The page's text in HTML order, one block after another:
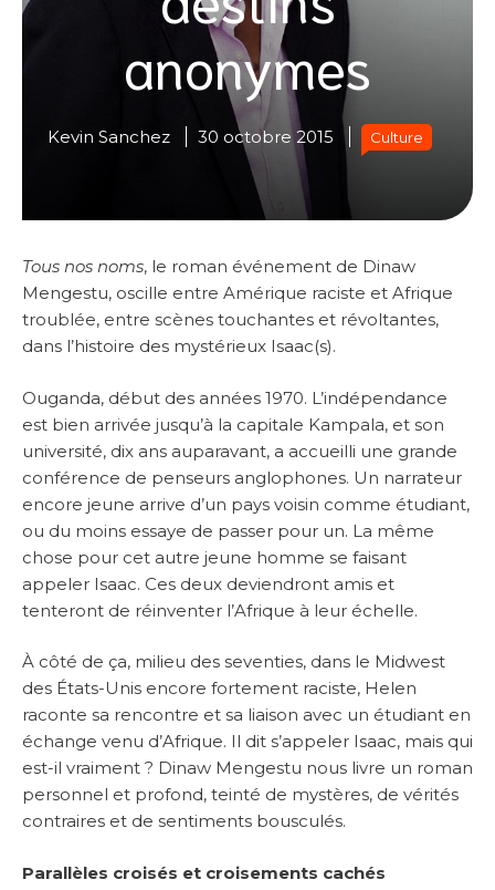
anonymes
Kevin Sanchez 30 octobre 2015 Culture
Tous nos noms, le roman événement de Dinaw
Mengestu, oscille entre Amérique raciste et Afrique
troublée, entre scènes touchantes et révoltantes,
dans l’histoire des mystérieux Isaac(s).
Ouganda, début des années 1970. L’indépendance
est bien arrivée jusqu’à la capitale Kampala, et son
université, dix ans auparavant, a accueilli une grande
conférence de penseurs anglophones. Un narrateur
encore jeune arrive d’un pays voisin comme étudiant,
ou du moins essaye de passer pour un. La même
chose pour cet autre jeune homme se faisant
appeler Isaac. Ces deux deviendront amis et
tenteront de réinventer l’Afrique à leur échelle.
À côté de ça, milieu des seventies, dans le Midwest
des États-Unis encore fortement raciste, Helen
raconte sa rencontre et sa liaison avec un étudiant en
échange venu d’Afrique. Il dit s’appeler Isaac, mais qui
est-il vraiment ? Dinaw Mengestu nous livre un roman
personnel et profond, teinté de mystères, de vérités
contraires et de sentiments bousculés.
Parallèles croisés et croisements cachés